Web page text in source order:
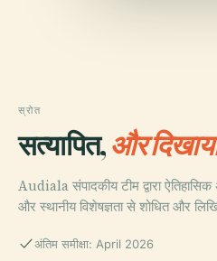
स्रोत
सत्यापित,और
Audiala संपादकीय टीम द्वारा
और स्थानीय विशेषज्ञता से शोधित और
अंतिम समीक्षा: April 2026